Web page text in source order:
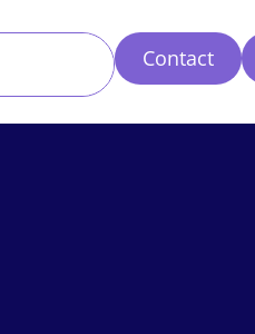
Contact